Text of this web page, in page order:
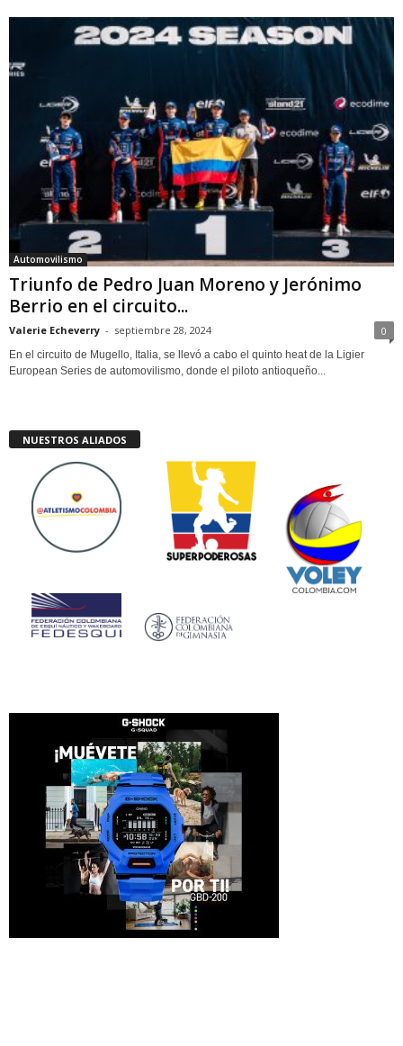
Automovilismo
Triunfo de Pedro Juan Moreno y Jerónimo
Berrio en el circuito...
Valerie Echeverry - septiembre 28, 2024 0
En el circuito de Mugello, Italia, se llevó a cabo el quinto heat de la Ligier
European Series de automovilismo, donde el piloto antioqueño...
NUESTROS ALIADOS